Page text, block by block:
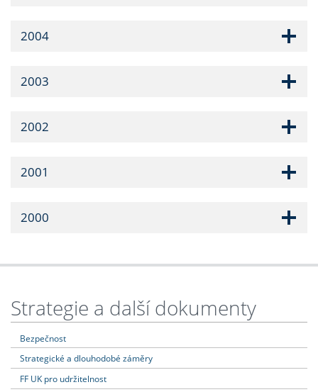
2004
2003
2002
2001
2000
Strategie a další dokumenty
Bezpečnost
Strategické a dlouhodobé záměry
FF UK pro udržitelnost